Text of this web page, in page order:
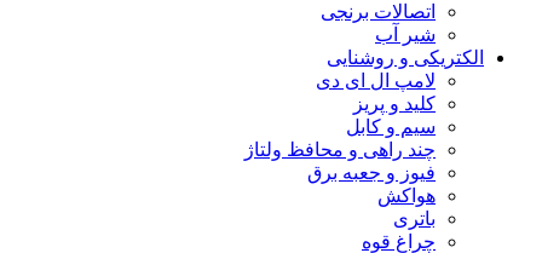
اتصالات برنجی
شیر آب
الکتریکی و روشنایی
لامپ ال ای دی
کلید و پریز
سیم و کابل
چند راهی و محافظ ولتاژ
فیوز و جعبه برق
هواکش
باتری
چراغ قوه